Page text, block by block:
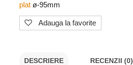
platø-95mm
Adauga la favorite
DESCRIERE RECENZII (0)